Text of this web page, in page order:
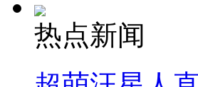
热点新闻